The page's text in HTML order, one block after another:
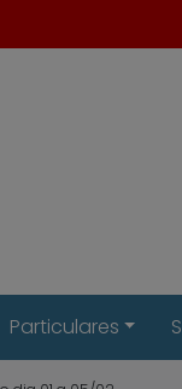
Particulares